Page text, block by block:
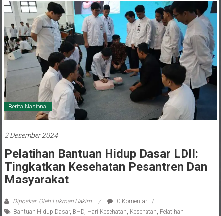
Berita Nasional
2 Desember 2024
Pelatihan Bantuan Hidup Dasar LDII:
Tingkatkan Kesehatan Pesantren Dan
Masyarakat
Diposkan Oleh:Lukman Hakim
0 Komentar
Bantuan Hidup Dasar, BHD, Hari Kesehatan, Kesehatan, Pelatihan